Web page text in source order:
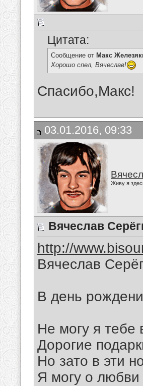
Цитата:
Сообщение от Макс
Хорошо спел, Вячеслав!
Спасибо,Макс!
03.01.2016, 09:33
Живу я
Вячеслав
http://
Вячеслав
В день
Не могу я тебе
Дорогие
Но зато в эти
Я могу о любви